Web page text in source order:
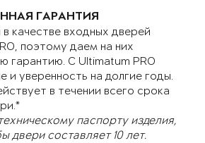
ГАРАНТИЯ
качестве входных дверей
поэтому даем на них
гарантию. С Ultimatum PRO
и уверенность на долгие годы.
в течении всего срока
паспорту изделия,
двери составляет 10 лет.